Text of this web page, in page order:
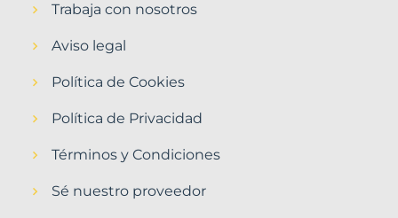
Trabaja con nosotros
Aviso legal
Política de Cookies
Política de Privacidad
Términos y Condiciones
Sé nuestro proveedor